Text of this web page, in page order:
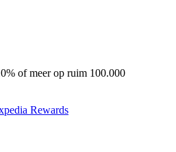
of meer op ruim 100.000
Rewards